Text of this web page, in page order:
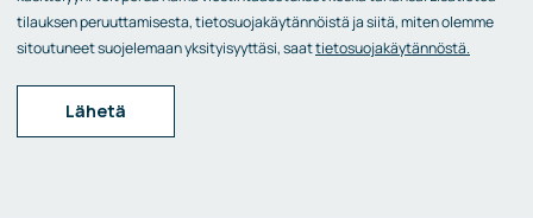
tilauksen peruuttamisesta, tietosuojakäytännöistä ja siitä, miten olemme
sitoutuneet suojelemaan yksityisyyttäsi, saattietosuojakäytännöstä.